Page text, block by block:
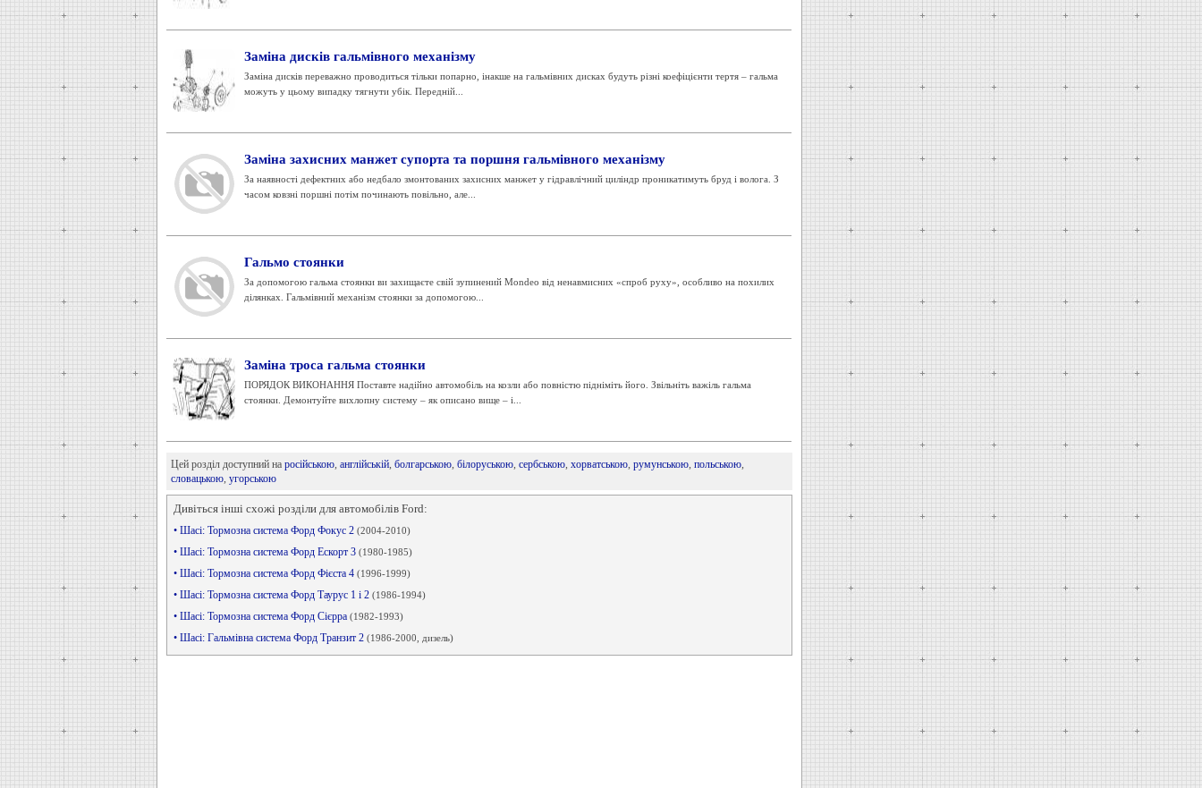
Заміна дисків гальмівного механізму
Заміна дисків переважно проводиться тільки попарно, інакше на гальмівних дисках будуть різні коефіцієнти тертя – гальма
можуть у цьому випадку тягнути убік. Передній...
Заміна захисних манжет супорта та поршня гальмівного механізму
За наявності дефектних або недбало змонтованих захисних манжет у гідравлічний циліндр проникатимуть бруд і волога. З
часом ковзні поршні потім починають повільно, але...
Гальмо стоянки
За допомогою гальма стоянки ви захищаєте свій зупинений Mondeo від ненавмисних «спроб руху», особливо на похилих
ділянках. Гальмівний механізм стоянки за допомогою...
Заміна троса гальма стоянки
ПОРЯДОК ВИКОНАННЯ Поставте надійно автомобіль на козли або повністю підніміть його. Звільніть важіль гальма
стоянки. Демонтуйте вихлопну систему – як описано вище – і...
Цей розділ доступний на російською, англійській, болгарською, білоруською, сербською, хорватською, румунською, польською,
словацькою, угорською
Дивіться інші схожі розділи для автомобілів Ford:
• Шасі: Тормозна система Форд Фокус 2 (2004-2010)
• Шасі: Тормозна система Форд Ескорт 3 (1980-1985)
• Шасі: Тормозна система Форд Фієста 4 (1996-1999)
• Шасі: Тормозна система Форд Таурус 1 і 2 (1986-1994)
• Шасі: Тормозна система Форд Сієрра (1982-1993)
• Шасі: Гальмівна система Форд Транзит 2 (1986-2000, дизель)